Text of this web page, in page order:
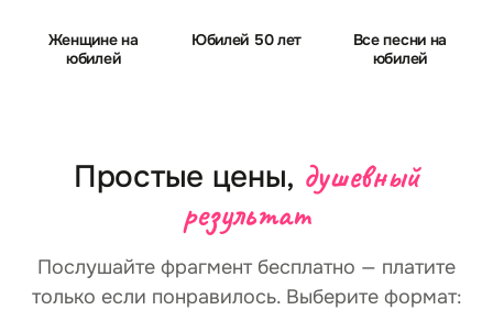
Женщине на
юбилей
Юбилей 50 лет
Все песни на
юбилей
Простые цены, душевный
результат
Послушайте фрагмент бесплатно — платите
только если понравилось. Выберите формат: